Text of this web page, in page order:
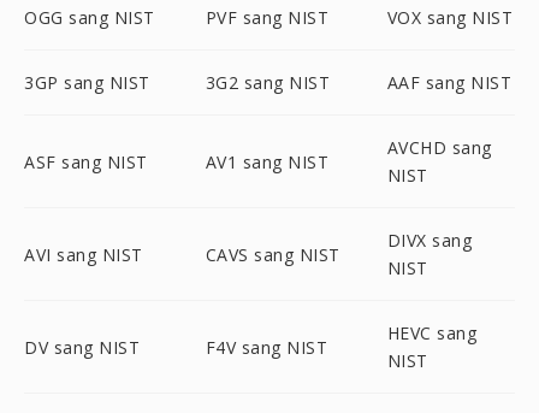
OGG sang NIST PVF sang NIST VOX sang NIST
3GP sang NIST 3G2 sang NIST AAF sang NIST
ASF sang NIST AV1 sang NIST
AVCHD sang
NIST
AVI sang NIST CAVS sang NIST
DIVX sang
NIST
DV sang NIST F4V sang NIST
HEVC sang
NIST